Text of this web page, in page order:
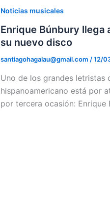
Noticias musicales
Enrique Búnbury llega
su nuevo disco
santiagohagalau@gmail.com/12/
Uno de los grandes letristas
hispanoamericano está por
por tercera ocasión: Enrique